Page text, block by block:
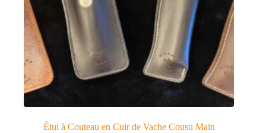
Étui à Couteau en Cuir de Vache Cousu Main